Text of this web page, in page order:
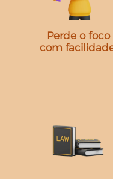
Perde o foco
com